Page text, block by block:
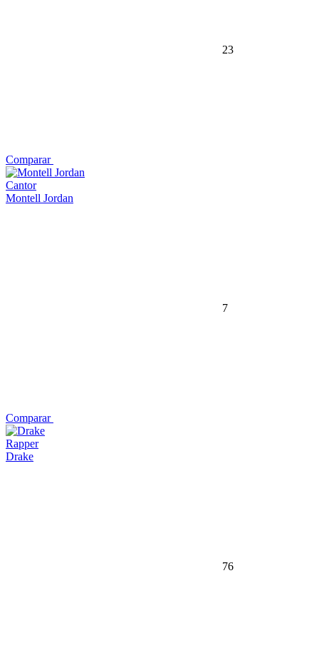
23
Comparar
Cantor
Montell Jordan
7
Comparar
Rapper
Drake
76